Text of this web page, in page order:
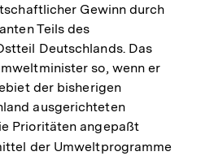
Gewinn durch
Teils des
Deutschlands. Das
so, wenn er
der bisherigen
ausgerichteten
Prioritäten angepaßt
der Umweltprogramme